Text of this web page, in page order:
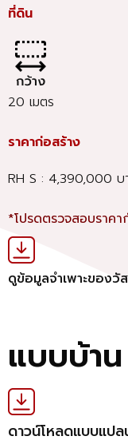
ที่ดิน
20 เมตร
ราคาก่อสร้าง
RH S : 4,390,000 บ
*โปรดตรวจสอบราค
ดูข้อมูลจำเพาะของวั
แบบบ้าน
ดาวน์โหลดแบบแป